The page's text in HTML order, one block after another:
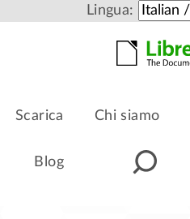
Lingua:
Scarica Chi siamo
Blog